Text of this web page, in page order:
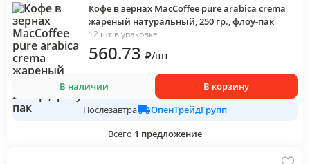
Кофе в зернах MacCoffee pure arabica crema
жареный натуральный, 250 гр., флоу-пак
12 шт в упаковке
560.73 ₽/шт
В наличии
В корзину
Послезавтра
ОпенТрейдГрупп
Всего 1 предложение